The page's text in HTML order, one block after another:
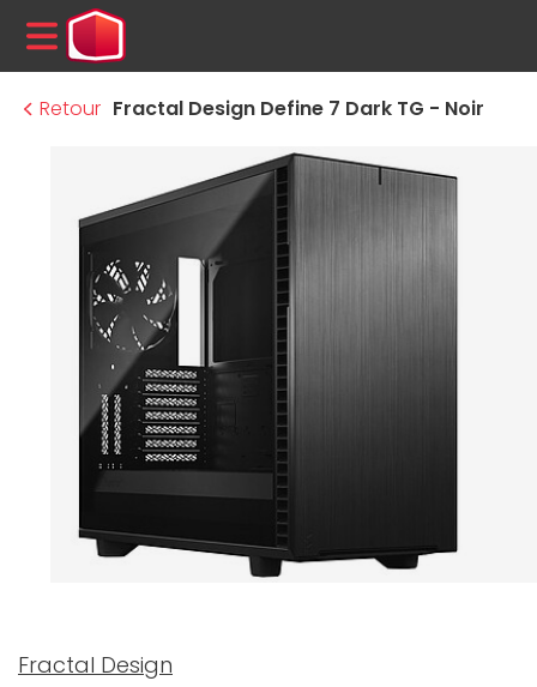
MENU
Retour Fractal Design Define 7 Dark TG - Noir
Fractal Design